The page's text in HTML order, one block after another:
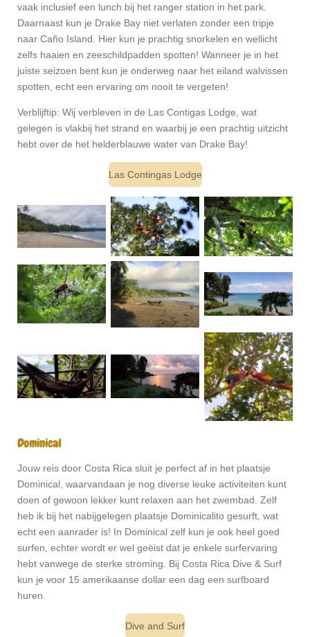
vaak inclusief een lunch bij het ranger station in het park.
Daarnaast kun je Drake Bay niet verlaten zonder een tripje
naar Caño Island. Hier kun je prachtig snorkelen en wellicht
zelfs haaien en zeeschildpadden spotten! Wanneer je in het
juiste seizoen bent kun je onderweg naar het eiland walvissen
spotten, echt een ervaring om nooit te vergeten!
Verblijftip: Wij verbleven in de Las Contigas Lodge, wat
gelegen is vlakbij het strand en waarbij je een prachtig uitzicht
hebt over de het helderblauwe water van Drake Bay!
Las Contingas Lodge
Dominical
Jouw reis door Costa Rica sluit je perfect af in het plaatsje
Dominical, waarvandaan je nog diverse leuke activiteiten kunt
doen of gewoon lekker kunt relaxen aan het zwembad. Zelf
heb ik bij het nabijgelegen plaatsje Dominicalito gesurft, wat
echt een aanrader is! In Dominical zelf kun je ook heel goed
surfen, echter wordt er wel geëist dat je enkele surfervaring
hebt vanwege de sterke stroming. Bij Costa Rica Dive & Surf
kun je voor 15 amerikaanse dollar een dag een surfboard
huren.
Dive and Surf